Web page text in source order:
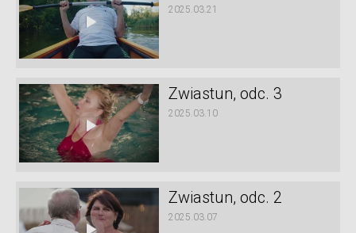
2025.03.21
Zwiastun, odc. 3
2025.03.10
Zwiastun, odc. 2
2025.03.07